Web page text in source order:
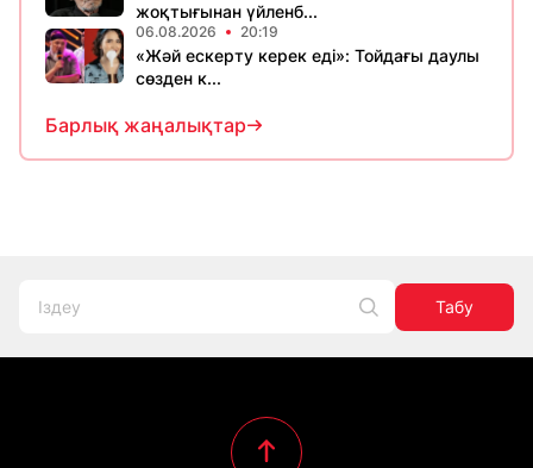
жоқтығынан үйленб...
06.08.2026 20:19
«Жәй ескерту керек еді»: Тойдағы даулы
сөзден к...
Барлық жаңалықтар
Табу